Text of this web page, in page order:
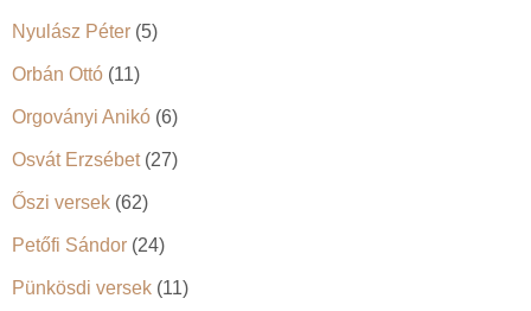
Nyulász Péter (5)
Orbán Ottó (11)
Orgoványi Anikó (6)
Osvát Erzsébet(27)
Őszi versek (62)
Petőfi Sándor (24)
Pünkösdi versek (11)